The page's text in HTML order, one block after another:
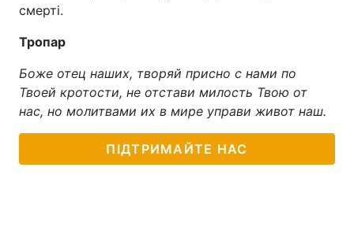
смерті.
Тропар
Боже отец наших, творяй присно с нами по
Твоей кротости, не отстави милость Твою от
нас, но молитвами их в мире управи живот наш.
ПІДТРИМАЙТЕ НАС